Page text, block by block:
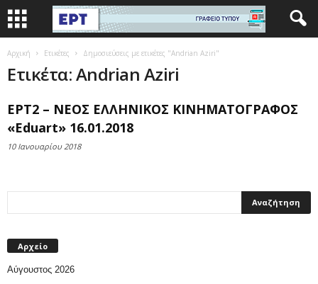
Αρχική Ετικέτες Δημοσιεύσεις με ετικέτες "Andrian Aziri"
Ετικέτα: Andrian Aziri
ΕΡΤ2 – ΝΕΟΣ ΕΛΛΗΝΙΚΟΣ ΚΙΝΗΜΑΤΟΓΡΑΦΟΣ
«Eduart» 16.01.2018
10 Ιανουαρίου 2018
Αρχείο
Αύγουστος 2026